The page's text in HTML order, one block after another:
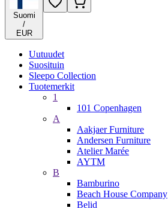
Suomi
/
EUR
Uutuudet
Suosituin
Sleepo Collection
Tuotemerkit
1
101 Copenhagen
A
Aakjaer Furniture
Andersen Furniture
Atelier Marée
AYTM
B
Bamburino
Beach House Company
Belid